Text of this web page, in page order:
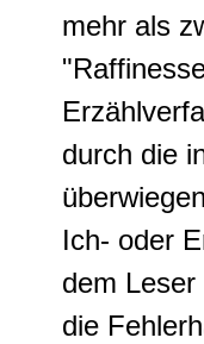
mehr als
durch die
Ich- oder
dem
die